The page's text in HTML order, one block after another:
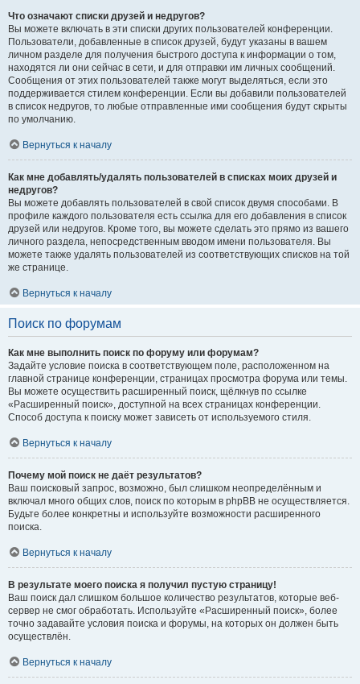
Что означают списки друзей и недругов?
Вы можете включать в эти списки других пользователей конференции.
Пользователи, добавленные в список друзей, будут указаны в вашем
личном разделе для получения быстрого доступа к информации о том,
находятся ли они сейчас в сети, и для отправки им личных сообщений.
Сообщения от этих пользователей также могут выделяться, если это
поддерживается стилем конференции. Если вы добавили пользователей
в список недругов, то любые отправленные ими сообщения будут скрыты
по умолчанию.
Вернуться к началу
Как мне добавлять/удалять пользователей в списках моих друзей и
недругов?
Вы можете добавлять пользователей в свой список двумя способами. В
профиле каждого пользователя есть ссылка для его добавления в список
друзей или недругов. Кроме того, вы можете сделать это прямо из вашего
личного раздела, непосредственным вводом имени пользователя. Вы
можете также удалять пользователей из соответствующих списков на той
же странице.
Вернуться к началу
Поиск по форумам
Как мне выполнить поиск по форуму или форумам?
Задайте условие поиска в соответствующем поле, расположенном на
главной странице конференции, страницах просмотра форума или темы.
Вы можете осуществить расширенный поиск, щёлкнув по ссылке
«Расширенный поиск», доступной на всех страницах конференции.
Способ доступа к поиску может зависеть от используемого стиля.
Вернуться к началу
Почему мой поиск не даёт результатов?
Ваш поисковый запрос, возможно, был слишком неопределённым и
включал много общих слов, поиск по которым в phpBB не осуществляется.
Будьте более конкретны и используйте возможности расширенного
поиска.
Вернуться к началу
В результате моего поиска я получил пустую страницу!
Ваш поиск дал слишком большое количество результатов, которые веб-
сервер не смог обработать. Используйте «Расширенный поиск», более
точно задавайте условия поиска и форумы, на которых он должен быть
осуществлён.
Вернуться к началу